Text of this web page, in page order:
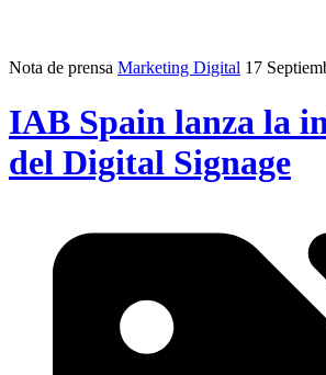
Nota de prensa Marketing Digital 17
IAB Spain lanza la
del Digital Signage